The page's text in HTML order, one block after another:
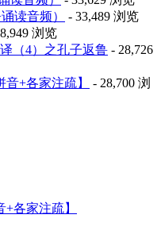
读音频）
- 33,489 浏览
浏览
（4）之孔子返鲁 - 28,726
音+各家注疏】
- 28,700 浏
+各家注疏】